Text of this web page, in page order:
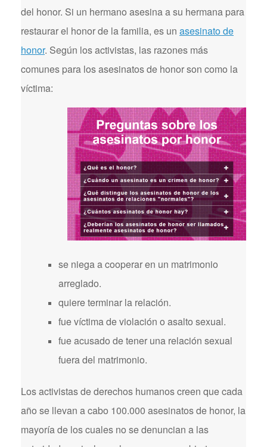
del honor. Si un hermano asesina a su hermana para
restaurar el honor de la familia, es un asesinato de
honor. Según los activistas, las razones más
comunes para los asesinatos de honor son como la
víctima:
se niega a cooperar en un matrimonio
arreglado.
quiere terminar la relación.
fue víctima de violación o asalto sexual.
fue acusado de tener una relación sexual
fuera del matrimonio.
Los activistas de derechos humanos creen que cada
año se llevan a cabo 100.000 asesinatos de honor, la
mayoría de los cuales no se denuncian a las